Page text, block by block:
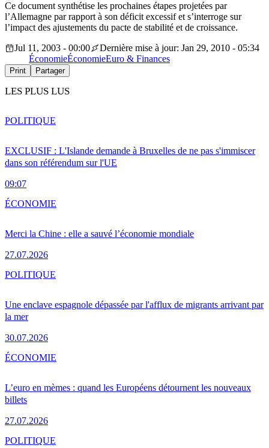
Ce document synthétise les prochaines étapes projetées par
l’Allemagne par rapport à son déficit excessif et s’interroge sur
l’impact des ajustements du pacte de stabilité et de croissance.
Jul 11, 2003 - 00:00
Dernière mise à jour: Jan 29, 2010 - 05:34
ÉconomieÉconomieEuro & Finances
Print Partager
LES PLUS LUS
EXCLUSIF : L'Islande demande à Bruxelles de ne pas s'immiscer
dans son référendum sur l'UE
09:07
POLITIQUE
Merci la Chine : elle a sauvé l’économie mondiale
27.07.2026
ÉCONOMIE
Une enclave espagnole dépassée par l'afflux de migrants arrivant par
la mer
30.07.2026
POLITIQUE
L’euro en mèmes : quand les Européens détournent les nouveaux
billets
27.07.2026
ÉCONOMIE
POLITIQUE